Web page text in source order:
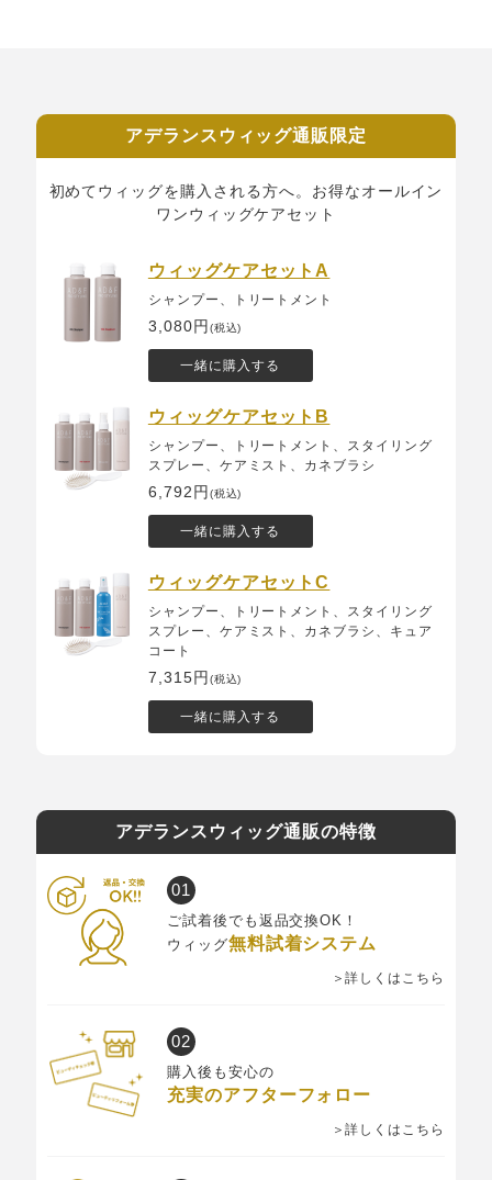
アデランスウィッグ通販限定
初めてウィッグを購入される方へ。お得なオールイン
ワンウィッグケアセット
ウィッグケアセットA
シャンプー、トリートメント
3,080円 (税込)
一緒に購入する
ウィッグケアセットB
シャンプー、トリートメント、スタイリング
スプレー、ケアミスト、カネブラシ
6,792円 (税込)
一緒に購入する
ウィッグケアセットC
シャンプー、トリートメント、スタイリング
スプレー、ケアミスト、カネブラシ、キュア
コート
7,315円 (税込)
一緒に購入する
アデランスウィッグ通販の特徴
ご試着後でも返品交換OK！
ウィッグ無料試着システム
＞詳しくはこちら
購入後も安心の
充実のアフターフォロー
＞詳しくはこちら